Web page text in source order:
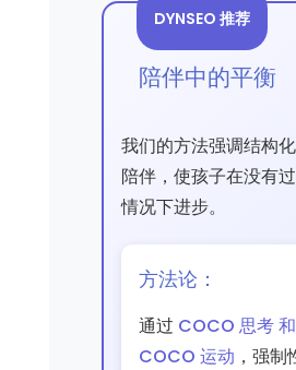
DYNSEO 推荐
陪伴中的平衡
我们的方法强调结构
陪伴，使孩子在没有
情况下进步。
方法论：
通过 COCO 思考 和
COCO 运动 ，强制